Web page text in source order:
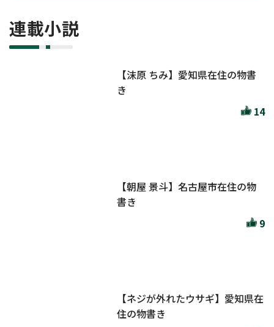
連載小説
【沫原 ちみ】愛知県在住の物書
き
14
【朝屋 景斗】名古屋市在住の物
書き
9
【ネジが外れたウサギ】愛知県在
住の物書き